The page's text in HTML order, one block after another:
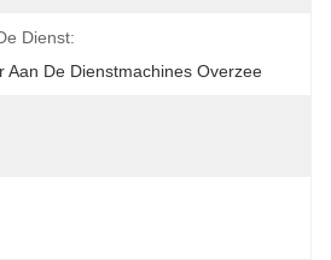
Dienst:
Aan De Dienstmachines Overzee